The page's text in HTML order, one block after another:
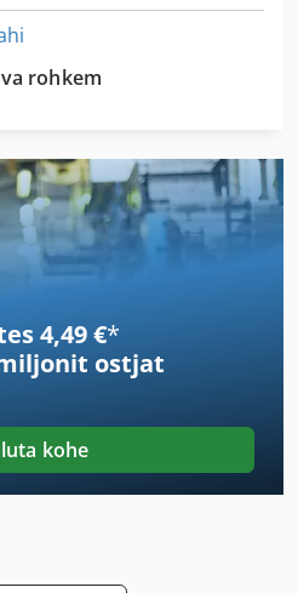
rohkem
4,49 €*
ostjat
kohe